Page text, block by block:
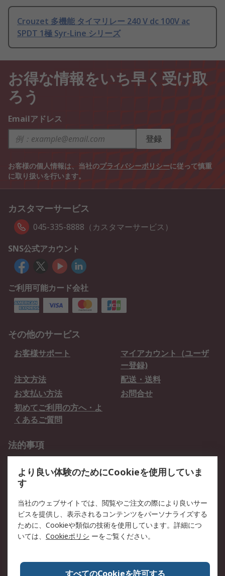
Crouzet 多機能 タイマリレー 240 V dc 100V ac
SPDT 1極 Syr-Line シリーズ
お得な情報をいち早く受け取
ろう
Emailアドレス
登録
お客様の個人情報は、当社のプライバシーポリシーに従って慎重
に取り扱いを行います。
カスタマーサービス
045-335-8888（カスタマーサービス）
SNS公式アカウント
ご利用可能カード会社
その他のサービス
お客様サポート
マイアカウント（ユーザ
ー登録)
注文方法
配送・送料
お支払い方法
お問合せ
初めてご利用の方へ・よ
くあるご質問
法的事項
クッキーポリシー
RSについて
会社概要
採用情報
プレスリリース＆お知ら
コーポレートサイト
全世界のRS
RSの歴史
より良い体験のためにCookieを使用していま
す
当社のウェブサイトでは、閲覧やご注文の際により良いサー
ビスを提供し、表示されるコンテンツをパーソナライズする
ために、Cookieや類似の技術を使用しています。詳細につ
いては、 Cookieポリシ ーをご覧ください。
すべてのCookieを許可する